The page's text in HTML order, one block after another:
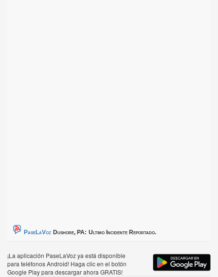
PaseLaVoz Dushore, PA: Ultimo Incidente Reportado.
¡La aplicación PaseLaVoz ya está disponible
para teléfonos Android! Haga clic en el botón
Google Play para descargar ahora GRATIS!